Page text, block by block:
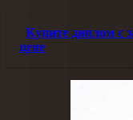
Купите диплом с
цене